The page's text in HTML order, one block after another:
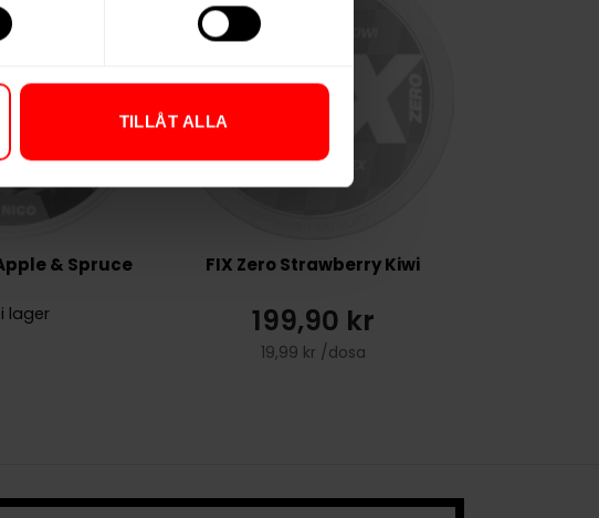
TILLÅT ALLA
& Spruce
lager
FIX Zero Strawberry Kiwi
199,90 kr
19,99 kr /dosa